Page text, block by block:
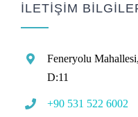
İLETİŞİM
Feneryolu
D:11
+90 531 522 6002